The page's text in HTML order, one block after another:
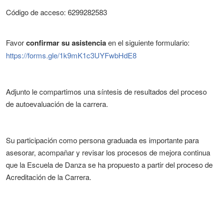
Código de acceso: 6299282583
Favorconfirmar su asistenciaen el siguiente formulario:
https://forms.gle/1k9mK1c3UYFwbHdE8
Adjunto le compartimos una síntesis de resultados del proceso
de autoevaluación de la carrera.
Su participación como persona graduada es importante para
asesorar, acompañar y revisar los procesos de mejora continua
que la Escuela de Danza se ha propuesto a partir del proceso de
Acreditación de la Carrera.